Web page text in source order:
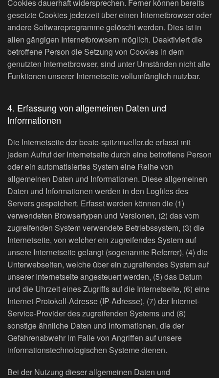
Cookies dauerhaft widersprechen. Ferner können bereits
gesetzte Cookies jederzeit über einen Internetbrowser oder
andere Softwareprogramme gelöscht werden. Dies ist in
allen gängigen Internetbrowsern möglich. Deaktiviert die
betroffene Person die Setzung von Cookies in dem
genutzten Internetbrowser, sind unter Umständen nicht alle
Funktionen unserer Internetseite vollumfänglich nutzbar.
4. Erfassung von allgemeinen Daten und
Informationen
Die Internetseite der beate-spitzmueller.de erfasst mit
jedem Aufruf der Internetseite durch eine betroffene Person
oder ein automatisiertes System eine Reihe von
allgemeinen Daten und Informationen. Diese allgemeinen
Daten und Informationen werden in den Logfiles des
Servers gespeichert. Erfasst werden können die (1)
verwendeten Browsertypen und Versionen, (2) das vom
zugreifenden System verwendete Betriebssystem, (3) die
Internetseite, von welcher ein zugreifendes System auf
unsere Internetseite gelangt (sogenannte Referrer), (4) die
Unterwebseiten, welche über ein zugreifendes System auf
unserer Internetseite angesteuert werden, (5) das Datum
und die Uhrzeit eines Zugriffs auf die Internetseite, (6) eine
Internet-Protokoll-Adresse (IP-Adresse), (7) der Internet-
Service-Provider des zugreifenden Systems und (8)
sonstige ähnliche Daten und Informationen, die der
Gefahrenabwehr im Falle von Angriffen auf unsere
informationstechnologischen Systeme dienen.
Bei der Nutzung dieser allgemeinen Daten und